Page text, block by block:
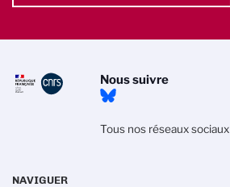
Nous suivre
Tous nos réseaux sociaux
NAVIGUER